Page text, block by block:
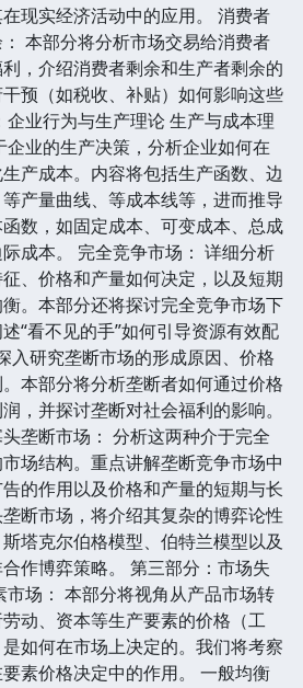
现实经济活动中的应用。 消费者
本部分将分析市场交易给消费者
，介绍消费者剩余和生产者剩余的
预（如税收、补贴）如何影响这些
企业行为与生产理论 生产与成本理
企业的生产决策，分析企业如何在
产成本。内容将包括生产函数、边
产量曲线、等成本线等，进而推导
数，如固定成本、可变成本、总成
成本。 完全竞争市场： 详细分析
、价格和产量如何决定，以及短期
。本部分还将探讨完全竞争市场下
“看不见的手”如何引导资源有效配
入研究垄断市场的形成原因、价格
本部分将分析垄断者如何通过价格
，并探讨垄断对社会福利的影响。
垄断市场： 分析这两种介于完全
场结构。重点讲解垄断竞争市场中
的作用以及价格和产量的短期与长
断市场，将介绍其复杂的博弈论性
塔克尔伯格模型、伯特兰模型以及
作博弈策略。 第三部分：市场失
市场： 本部分将视角从产品市场转
动、资本等生产要素的价格（工
如何在市场上决定的。我们将考察
素价格决定中的作用。 一般均衡